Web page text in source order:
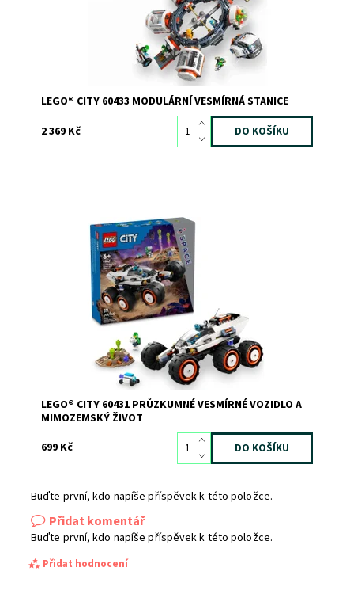
LEGO® CITY 60433 MODULÁRNÍ VESMÍRNÁ STANICE
2 369 Kč
Stavebnice průzkumného vesmírného vozidla pro děti
Dostupnost:
Skladem3
11352
LEGO
LEGO® CITY 60431 PRŮZKUMNÉ VESMÍRNÉ VOZIDLO A
MIMOZEMSKÝ ŽIVOT
699 Kč
Buďte první, kdo napíše příspěvek k této položce.
Přidat komentář
Buďte první, kdo napíše příspěvek k této položce.
Přidat hodnocení